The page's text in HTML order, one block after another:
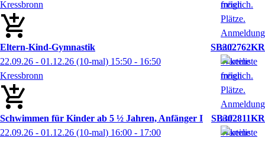
Kressbronn
Eltern-Kind-Gymnastik
SB302762KR
22.09.26 - 01.12.26 (10-mal) 15:50 - 16:50
Kressbronn
Schwimmen für Kinder ab 5 ½ Jahren, Anfänger I
SB302811KR
22.09.26 - 01.12.26 (10-mal) 16:00 - 17:00